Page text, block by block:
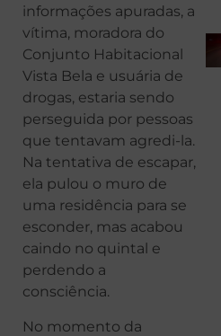
informações apuradas, a
vítima, moradora do
Conjunto Habitacional
Vista Bela e usuária de
drogas, estaria sendo
perseguida por pessoas
que tentavam agredi-la.
Na tentativa de escapar,
ela pulou o muro de
uma residência para se
esconder, mas acabou
caindo no quintal e
perdendo a
consciência.
No momento da